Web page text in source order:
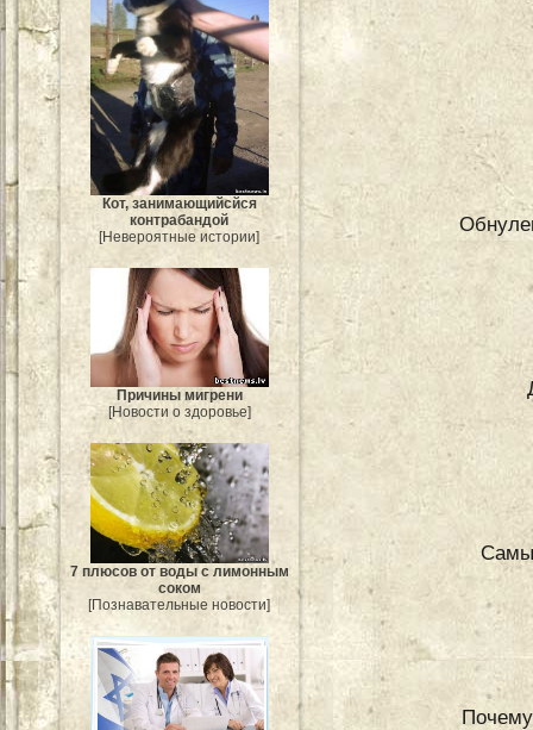
Кот, занимающийсйся
контрабандой
[Невероятные истории]
Причины мигрени
[Новости о здоровье]
7 плюсов от воды с лимонным
соком
[Познавательные новости]